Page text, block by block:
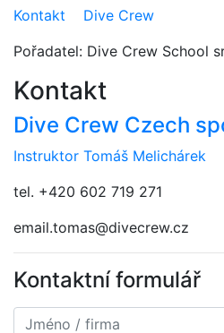
Kontakt Dive Crew
Pořadatel: Dive Crew School
Kontakt
Dive Crew Czech
Instruktor Tomáš Melichárek
tel. +420 602 719 271
email.tomas@divecrew.cz
Kontaktní formulář